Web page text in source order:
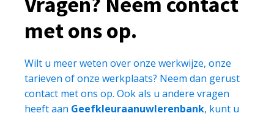
met ons op.
Wilt u meer weten over onze werkwijze, onze
tarieven of onze werkplaats? Neem dan gerust
contact met ons op. Ook als u andere vragen
heeft aan Geefkleuraanuwlerenbank, kunt u